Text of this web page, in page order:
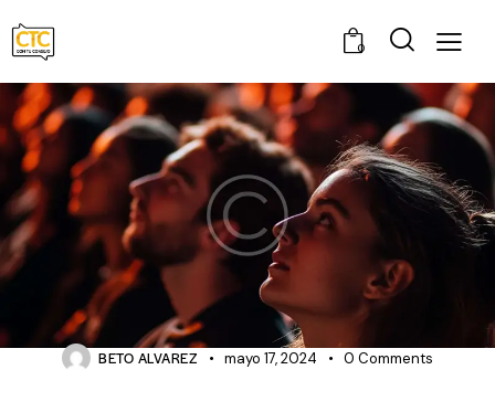
0
NEWS
Breaking boundaries at creative
conferences
BETO ALVAREZ mayo 17, 2024 0 Comments